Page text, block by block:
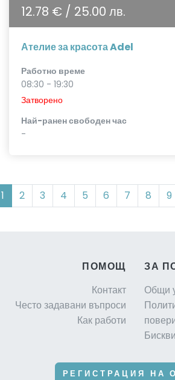
12.78 € / 25.00 лв.
Ателие за красота Adel
Работно време
08:30 - 19:30
Затворено
Най-ранен свободен час
-
1 2 3 4 5 6 7 8 9
ПОМОЩ
Контакт
Често задавани въпроси
Как работи
ЗА
Общи
РЕГИСТРАЦИЯ НА